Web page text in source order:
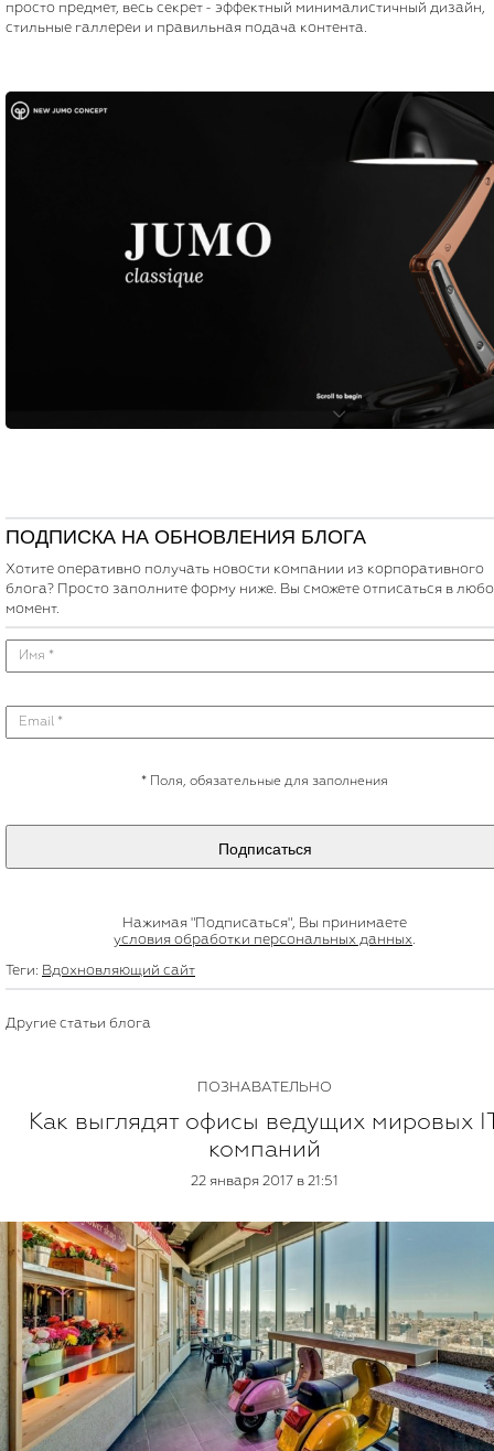
просто предмет, весь секрет - эффектный минималистичный дизайн,
стильные галлереи и правильная подача контента.
ПОДПИСКА НА ОБНОВЛЕНИЯ БЛОГА
Хотите оперативно получать новости компании из корпоративного
блога? Просто заполните форму ниже. Вы сможете отписаться в
момент.
* Поля, обязательные для заполнения
Подписаться
Нажимая "Подписаться", Вы принимаете
условия обработки персональных данных
Теги: Вдохновляющий сайт
Другие статьи блога
ПОЗНАВАТЕЛЬНО
Как выглядят офисы ведущих мировых
компаний
22 января 2017 в 21:51